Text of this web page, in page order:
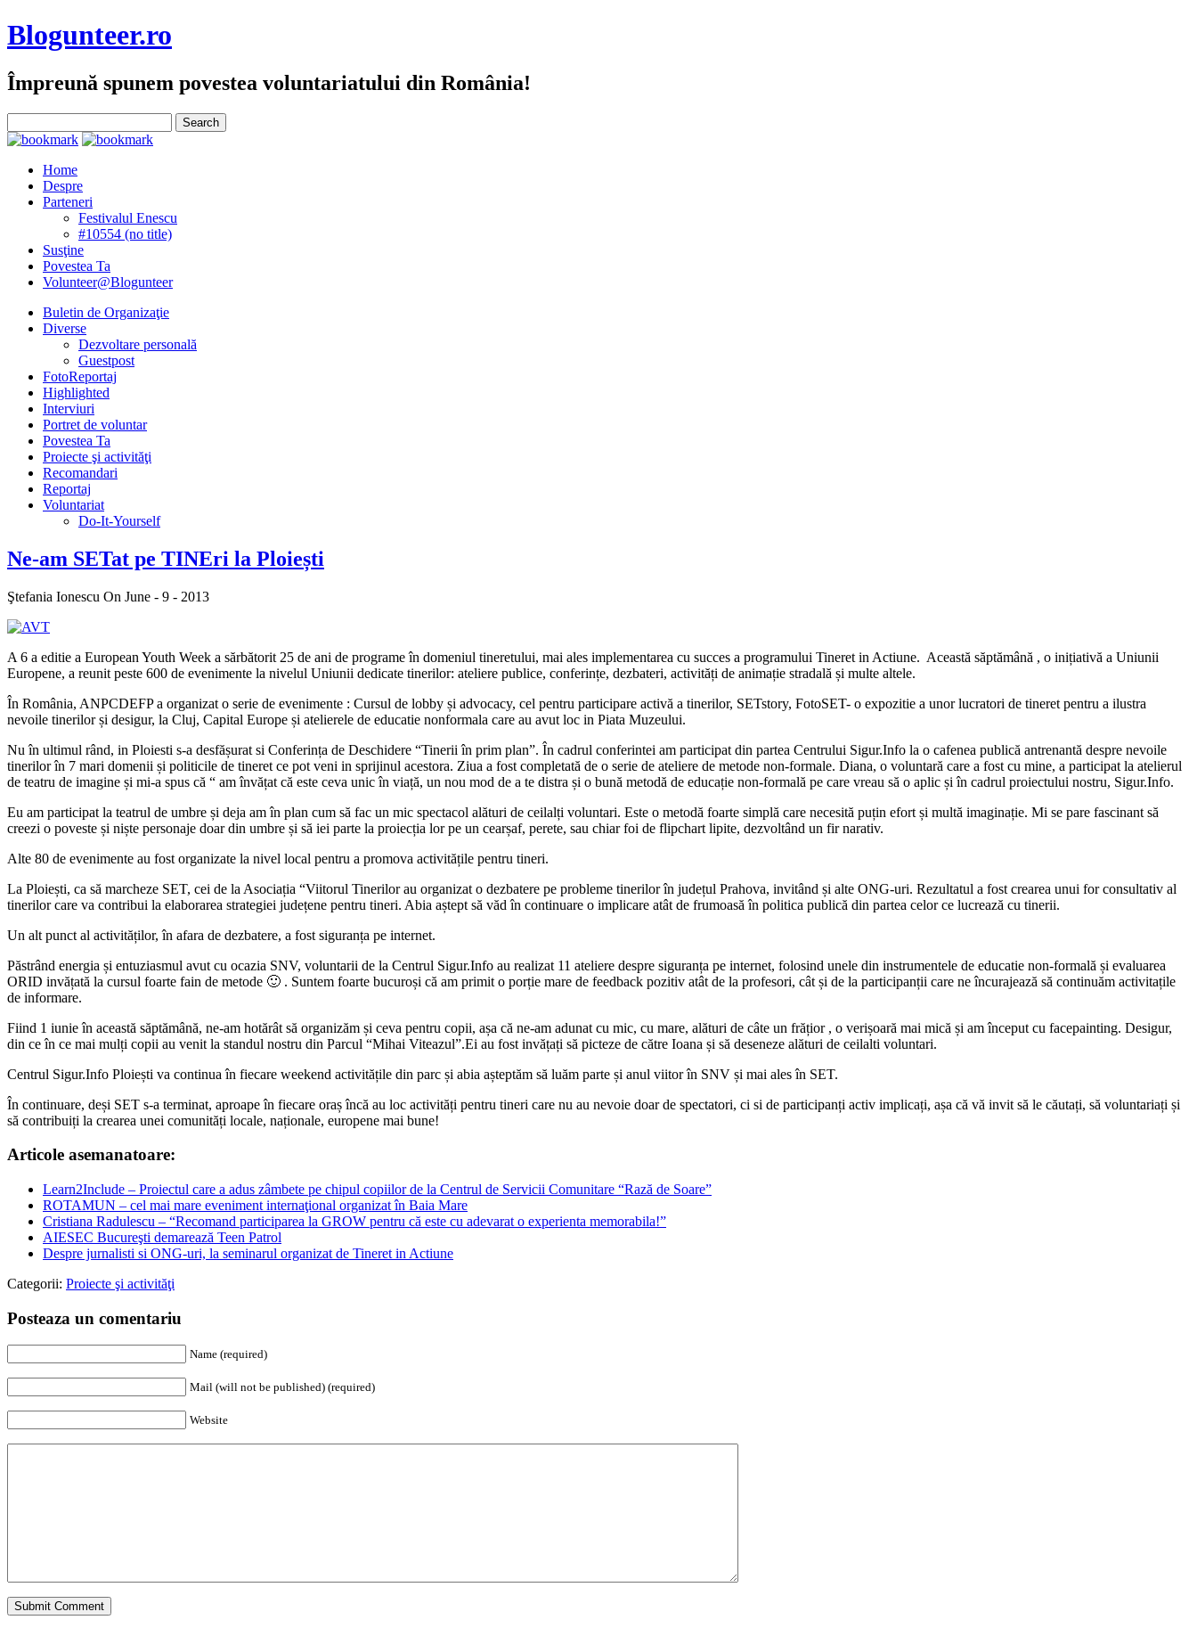
Blogunteer.ro
Împreună spunem povestea voluntariatului din România!
Home
Despre
Parteneri
Festivalul Enescu
#10554 (no title)
Susţine
Povestea Ta
Volunteer@Blogunteer
Buletin de Organizaţie
Diverse
Dezvoltare personală
Guestpost
FotoReportaj
Highlighted
Interviuri
Portret de voluntar
Povestea Ta
Proiecte şi activităţi
Recomandari
Reportaj
Voluntariat
Do-It-Yourself
Ne-am SETat pe TINEri la Ploiești
Ştefania Ionescu On June - 9 - 2013
A 6 a editie a European Youth Week a sărbătorit 25 de ani de programe în domeniul tineretului, mai ales implementarea cu succes a programului Tineret in Actiune. Această săptămână , o inițiativă a Uniunii
Europene, a reunit peste 600 de evenimente la nivelul Uniunii dedicate tinerilor: ateliere publice, conferințe, dezbateri, activități de animație stradală și multe altele.
În România, ANPCDEFP a organizat o serie de evenimente : Cursul de lobby și advocacy, cel pentru participare activă a tinerilor, SETstory, FotoSET- o expozitie a unor lucratori de tineret pentru a ilustra
nevoile tinerilor și desigur, la Cluj, Capital Europe și atelierele de educatie nonformala care au avut loc in Piata Muzeului.
Nu în ultimul rând, in Ploiesti s-a desfășurat si Conferința de Deschidere “Tinerii în prim plan”. În cadrul conferintei am participat din partea Centrului Sigur.Info la o cafenea publică antrenantă despre nevoile
tinerilor în 7 mari domenii și politicile de tineret ce pot veni in sprijinul acestora. Ziua a fost completată de o serie de ateliere de metode non-formale. Diana, o voluntară care a fost cu mine, a participat la atelierul
de teatru de imagine și mi-a spus că “ am învățat că este ceva unic în viață, un nou mod de a te distra și o bună metodă de educație non-formală pe care vreau să o aplic și în cadrul proiectului nostru, Sigur.Info.
Eu am participat la teatrul de umbre și deja am în plan cum să fac un mic spectacol alături de ceilalți voluntari. Este o metodă foarte simplă care necesită puțin efort și multă imaginație. Mi se pare fascinant să
creezi o poveste și niște personaje doar din umbre și să iei parte la proiecția lor pe un cearșaf, perete, sau chiar foi de flipchart lipite, dezvoltând un fir narativ.
Alte 80 de evenimente au fost organizate la nivel local pentru a promova activitățile pentru tineri.
La Ploiești, ca să marcheze SET, cei de la Asociația “Viitorul Tinerilor au organizat o dezbatere pe probleme tinerilor în județul Prahova, invitând și alte ONG-uri. Rezultatul a fost crearea unui for consultativ al
tinerilor care va contribui la elaborarea strategiei județene pentru tineri. Abia aștept să văd în continuare o implicare atât de frumoasă în politica publică din partea celor ce lucrează cu tinerii.
Un alt punct al activităților, în afara de dezbatere, a fost siguranța pe internet.
Păstrând energia și entuziasmul avut cu ocazia SNV, voluntarii de la Centrul Sigur.Info au realizat 11 ateliere despre siguranța pe internet, folosind unele din instrumentele de educatie non-formală și evaluarea
ORID invățată la cursul foarte fain de metode 🙂 . Suntem foarte bucuroși că am primit o porție mare de feedback pozitiv atât de la profesori, cât și de la participanții care ne încurajează să continuăm activitațile
de informare.
Fiind 1 iunie în această săptămână, ne-am hotărât să organizăm și ceva pentru copii, așa că ne-am adunat cu mic, cu mare, alături de câte un frățior , o verișoară mai mică și am început cu facepainting. Desigur,
din ce în ce mai mulți copii au venit la standul nostru din Parcul “Mihai Viteazul”.Ei au fost invățați să picteze de către Ioana și să deseneze alături de ceilalti voluntari.
Centrul Sigur.Info Ploiești va continua în fiecare weekend activitățile din parc și abia așteptăm să luăm parte și anul viitor în SNV și mai ales în SET.
În continuare, deși SET s-a terminat, aproape în fiecare oraș încă au loc activități pentru tineri care nu au nevoie doar de spectatori, ci si de participanți activ implicați, așa că vă invit să le căutați, să voluntariați și
să contribuiți la crearea unei comunități locale, naționale, europene mai bune!
Articole asemanatoare:
Learn2Include – Proiectul care a adus zâmbete pe chipul copiilor de la Centrul de Servicii Comunitare “Rază de Soare”
ROTAMUN – cel mai mare eveniment internaţional organizat în Baia Mare
Cristiana Radulescu – “Recomand participarea la GROW pentru că este cu adevarat o experienta memorabila!”
AIESEC Bucureşti demarează Teen Patrol
Despre jurnalisti si ONG-uri, la seminarul organizat de Tineret in Actiune
Categorii: Proiecte şi activităţi
Posteaza un comentariu
Name (required)
Mail (will not be published) (required)
Website